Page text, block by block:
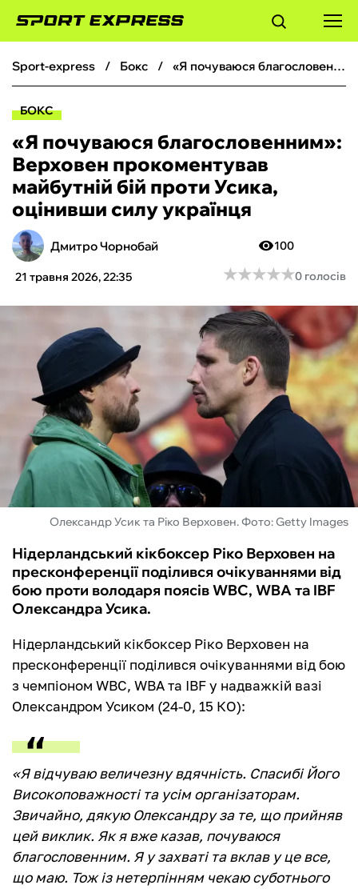
ФУТБОЛ
БОКС
ХОКЕЙ
ТЕНІС
КІБЕРСПОРТ
ЧС-2026
ФУТЗАЛ
ІНШІ
БУКМЕКЕРИ
sport-express бокс «Я почуваюся благословенним»: Верховен прокоментував майбутній бій проти Усика, оцінивши силу українця
БОКС
«Я почуваюся благословенним»:
Верховен прокоментував
майбутній бій проти Усика,
оцінивши силу українця
Дмитро Чорнобай
21 травня 2026, 22:35
100
★★★★★
★★★★★0 голосів
Олександр Усик та Ріко Верховен. Фото: Getty Images
Нідерландський кікбоксер Ріко Верховен на
пресконференції поділився очікуваннями від
бою проти володаря поясів WBC, WBA та IBF
Олександра Усика.
Нідерландський кікбоксер Ріко Верховен на
пресконференції поділився очікуваннями від бою
з чемпіоном WBC, WBA та IBF у надважкій вазі
Олександром Усиком (24-0, 15 КО):
«Я відчуваю величезну вдячність. Спасибі Його
Високоповажності та усім організаторам.
Звичайно, дякую Олександру за те, що прийняв
цей виклик. Як я вже казав, почуваюся
благословенним. Я у захваті та вклав у це все,
що маю. Тож із нетерпінням чекаю суботнього